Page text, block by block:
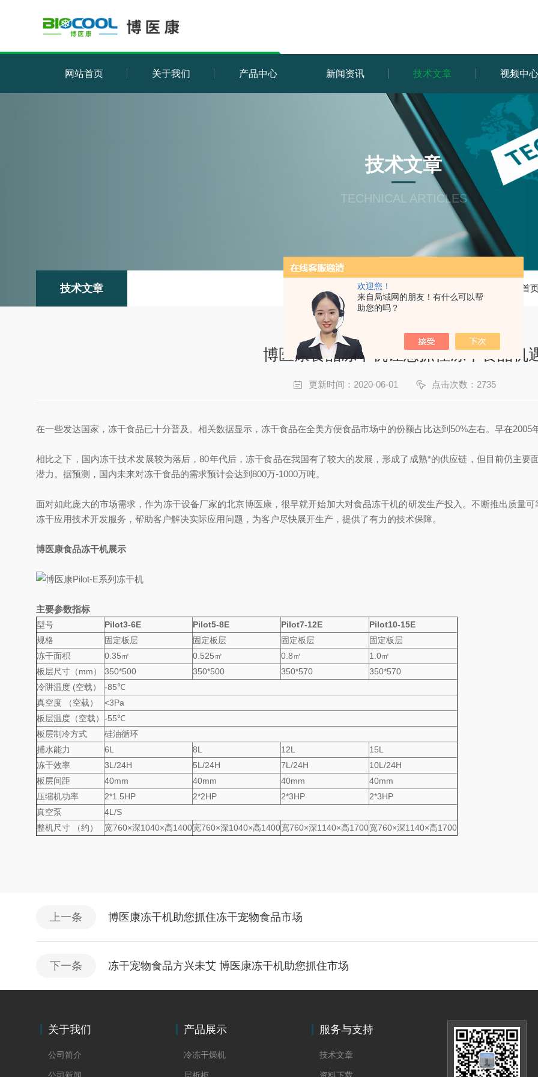
欢迎您！
来自局域网的朋友！有什么可以帮
助您的吗？
网站首页 关于我们 产品中心 新闻资讯 技术文章 视频中
技术文章
TECHNICAL ARTICLES
技术文章 首
博医康食品冻干机让您抓住冻干食品机
更新时间：2020-06-01 点击次数：2735
在一些发达国家，冻干食品已十分普及。相关数据显示，冻干食品在全美方便食品市场中的份额占比达到50%左右。早在2005
相比之下，国内冻干技术发展较为落后，80年代后，冻干食品在我国有了较大的发展，形成了成熟*的供应链，但目前仍主
潜力。据预测，国内未来对冻干食品的需求预计会达到800万-1000万吨。
面对如此庞大的市场需求，作为冻干设备厂家的北京博医康，很早就开始加大对食品冻干机的研发生产投入。不断推出质量
冻干应用技术开发服务，帮助客户解决实际应用问题，为客户尽快展开生产，提供了有力的技术保障。
博医康食品冻干机展示
主要参数指标
型号 Pilot3-6E Pilot5-8E Pilot7-12E
Pilot10-15E
规格
固定板层 固定板层 固定板层
固定板层
冻干面积
0.35㎡ 0.525㎡ 0.8㎡
1.0㎡
板层尺寸（mm）
350*500 350*500 350*570
350*570
冷阱温度 (空载）
-85℃
真空度 （空载）
<3Pa
板层温度（空载） -55℃
板层制冷方式
硅油循环
捕水能力
6L 8L 12L
15L
冻干效率
3L/24H 5L/24H 7L/24H
10L/24H
板层间距
40mm 40mm 40mm
40mm
压缩机功率
2*1.5HP 2*2HP 2*3HP
2*3HP
真空泵
4L/S
整机尺寸 （约）
宽760×深1040×高1400宽760×深1040×高1400宽760×深1140×高1700宽760×深1140×高1700
上一条 博医康冻干机助您抓住冻干宠物食品市场
下一条 冻干宠物食品方兴未艾 博医康冻干机助您抓住市场
关于我们
公司简介
产品展示
冷冻干燥机
服务与支持
技术文章